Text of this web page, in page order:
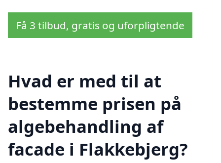
Få 3 tilbud, gratis og uforpligtende
Hvad er med til at
bestemme prisen på
algebehandling af
facade i Flakkebjerg?